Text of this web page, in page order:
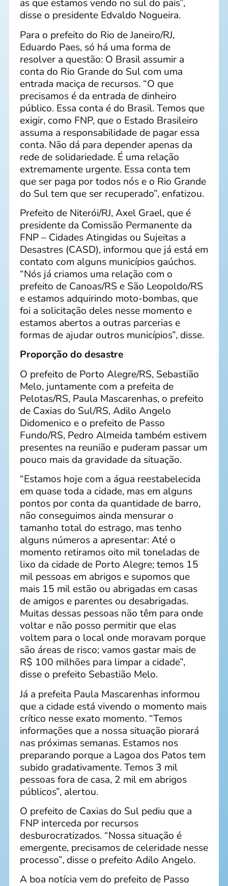
as que estamos vendo no sul do país”,
disse o presidente Edvaldo Nogueira.
Para o prefeito do Rio de Janeiro/RJ,
Eduardo Paes, só há uma forma de
resolver a questão: O Brasil assumir a
conta do Rio Grande do Sul com uma
entrada maciça de recursos. “O que
precisamos é da entrada de dinheiro
público. Essa conta é do Brasil. Temos que
exigir, como FNP, que o Estado Brasileiro
assuma a responsabilidade de pagar essa
conta. Não dá para depender apenas da
rede de solidariedade. É uma relação
extremamente urgente. Essa conta tem
que ser paga por todos nós e o Rio Grande
do Sul tem que ser recuperado”, enfatizou.
Prefeito de Niterói/RJ, Axel Grael, que é
presidente da Comissão Permanente da
FNP – Cidades Atingidas ou Sujeitas a
Desastres (CASD), informou que já está em
contato com alguns municípios gaúchos.
“Nós já criamos uma relação com o
prefeito de Canoas/RS e São Leopoldo/RS
e estamos adquirindo moto-bombas, que
foi a solicitação deles nesse momento e
estamos abertos a outras parcerias e
formas de ajudar outros municípios”, disse.
Proporção do desastre
O prefeito de Porto Alegre/RS, Sebastião
Melo, juntamente com a prefeita de
Pelotas/RS, Paula Mascarenhas, o prefeito
de Caxias do Sul/RS, Adilo Angelo
Didomenico e o prefeito de Passo
Fundo/RS, Pedro Almeida também estivem
presentes na reunião e puderam passar um
pouco mais da gravidade da situação.
“Estamos hoje com a água reestabelecida
em quase toda a cidade, mas em alguns
pontos por conta da quantidade de barro,
não conseguimos ainda mensurar o
tamanho total do estrago, mas tenho
alguns números a apresentar: Até o
momento retiramos oito mil toneladas de
lixo da cidade de Porto Alegre; temos 15
mil pessoas em abrigos e supomos que
mais 15 mil estão ou abrigadas em casas
de amigos e parentes ou desabrigadas.
Muitas dessas pessoas não têm para onde
voltar e não posso permitir que elas
voltem para o local onde moravam porque
são áreas de risco; vamos gastar mais de
R$ 100 milhões para limpar a cidade”,
disse o prefeito Sebastião Melo.
Já a prefeita Paula Mascarenhas informou
que a cidade está vivendo o momento mais
crítico nesse exato momento. “Temos
informações que a nossa situação piorará
nas próximas semanas. Estamos nos
preparando porque a Lagoa dos Patos tem
subido gradativamente. Temos 3 mil
pessoas fora de casa, 2 mil em abrigos
públicos”, alertou.
O prefeito de Caxias do Sul pediu que a
FNP interceda por recursos
desburocratizados. “Nossa situação é
emergente, precisamos de celeridade nesse
processo”, disse o prefeito Adilo Angelo.
A boa notícia vem do prefeito de Passo